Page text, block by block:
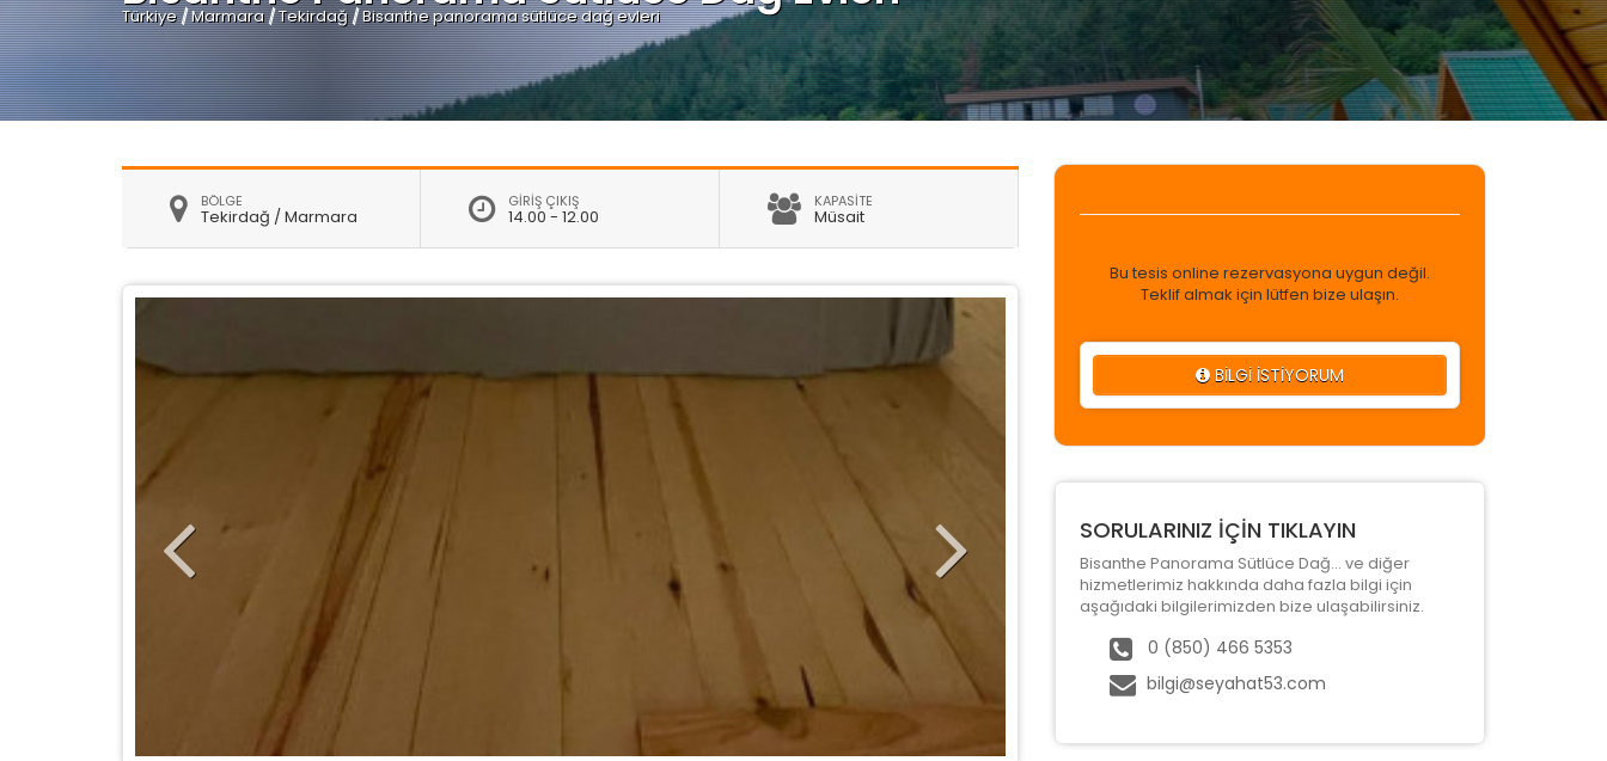
Türkiye/Marmara/Tekirdağ/Bisanthe panorama sütlüce dağ evleri
BÖLGE
Tekirdağ / Marmara
GİRİŞ ÇIKIŞ
14.00 - 12.00
KAPASİTE
Müsait
Bu tesis online rezervasyona uygun değil.
Teklif almak için lütfen bize ulaşın.
BİLGİ İSTİYORUM
SORULARINIZ İÇİN TIKLAYIN
Bisanthe Panorama Sütlüce Dağ... ve diğer
hizmetlerimiz hakkında daha fazla bilgi için
aşağıdaki bilgilerimizden bize ulaşabilirsiniz.
0 (850) 466 5353
bilgi@seyahat53.com